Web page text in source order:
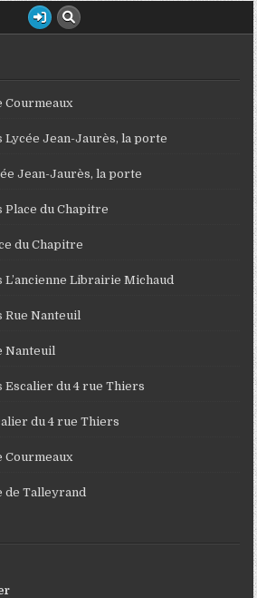
Courmeaux
Lycée Jean-Jaurès, la porte
Jean-Jaurès, la porte
Place du Chapitre
du Chapitre
L’ancienne Librairie Michaud
Rue Nanteuil
Nanteuil
Escalier du 4 rue Thiers
du 4 rue Thiers
Courmeaux
de Talleyrand